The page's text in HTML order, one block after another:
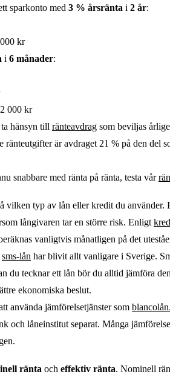
sparkonto med 3 % årsränta i 2 år:
kr
i 6 månader:
000 kr
hänsyn till ränteavdrag som beviljas
är avdraget 21 % på den del
snabbare med ränta på ränta, testa vår
vilken typ av lån eller kredit du
långivaren tar en större risk. Enligt
vanligtvis månatligen på det
sms-lån har blivit allt vanligare i Sverige.
du tecknar ett lån bör du alltid jämföra
ekonomiska beslut.
använda jämförelsetjänster som
och låneinstitut separat. Många
ränta och effektiv ränta. Nominell